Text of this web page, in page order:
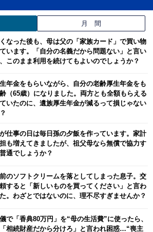
月 間
なった後も、母は父の「家族カード」で買い物
います。「自分の名義だから問題ない」と言い
このまま利用を続けてもよいのでしょうか？
年金をもらいながら、自分の老齢厚生年金をも
（65歳）になりました。両方とも全額もらえる
いたのに、遺族厚生年金が減るって損じゃない
仕事の日は毎日孫の夕飯を作っています。家計
も増えてきましたが、祖父母なら無償で協力す
通でしょうか？
のソフトクリームを落としてしまった息子。交
すると「新しいものを買ってください」と言わ
。わざとではないのに、理不尽すぎませんか？
で「香典80万円」を“母の生活費”に使ったら、
相続財産だから分けろ」と言われ困惑…“喪主